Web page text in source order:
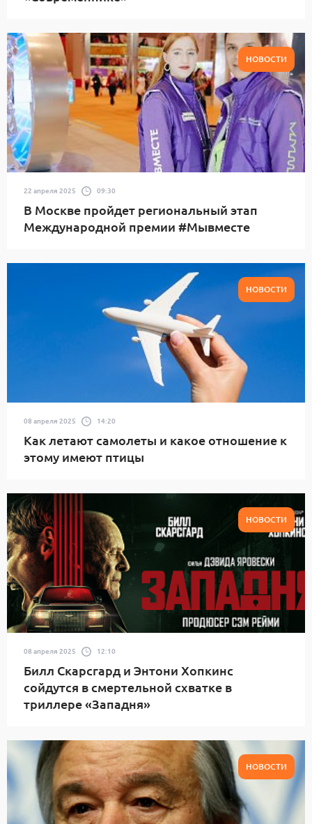
НОВОСТИ
22 апреля 2025 09:30
В Москве пройдет региональный этап
Международной премии #Мывместе
НОВОСТИ
08 апреля 2025 14:20
Как летают самолеты и какое отношение к
этому имеют птицы
НОВОСТИ
08 апреля 2025 12:10
Билл Скарсгард и Энтони Хопкинс
сойдутся в смертельной схватке в
триллере «Западня»
НОВОСТИ